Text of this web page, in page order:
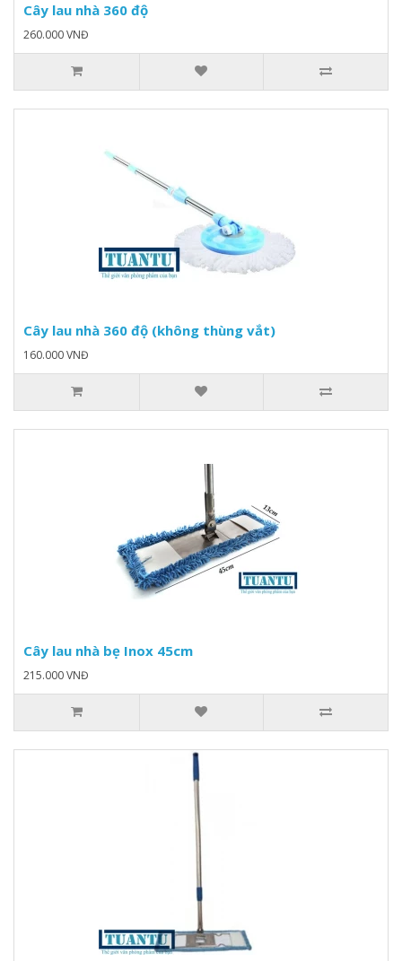
Cây lau nhà 360 độ
260.000 VNĐ
Cây lau nhà 360 độ (không thùng vắt)
160.000 VNĐ
Cây lau nhà bẹ Inox 45cm
215.000 VNĐ